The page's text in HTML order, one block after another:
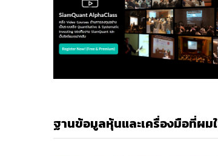
ฐานข้อมูลหุ้นและเครื่องมือที่ผม